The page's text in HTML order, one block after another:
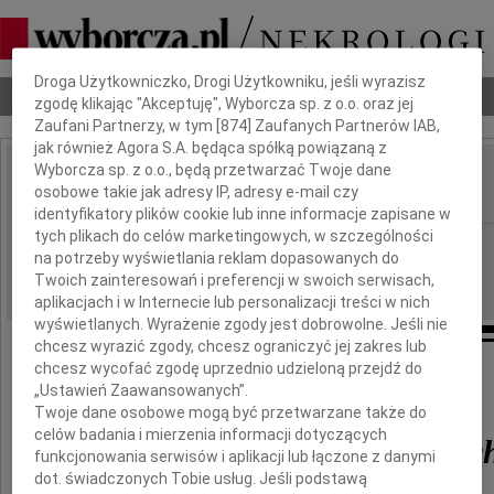
Nekrologi Odeszli Poradnik pogrzebowy
IMIĘ I NAZWISKO: Antonina Tomaszewska
REGION: Płock
DATA EMISJI: 29.11.2014
Odeszła nasza kochana Ciocia Nena
Antonina z
Dbamy o Twoją prywatność
Droga Użytkowniczko, Drogi Użytkowniku, jeśli wyrazisz
zgodę klikając "Akceptuję", Wyborcza sp. z o.o. oraz jej
Zaufani Partnerzy, w tym [874 ] Zaufanych Partnerów IAB,
jak również Agora S.A. będąca spółką powiązaną z
Wyborcza sp. z o.o., będą przetwarzać Twoje dane
osobowe takie jak adresy IP, adresy e-mail czy
identyfikatory plików cookie lub inne informacje zapisane w
tych plikach do celów marketingowych, w szczególności
na potrzeby wyświetlania reklam dopasowanych do
Twoich zainteresowań i preferencji w swoich serwisach,
aplikacjach i w Internecie lub personalizacji treści w nich
wyświetlanych. Wyrażenie zgody jest dobrowolne. Jeśli nie
chcesz wyrazić zgody, chcesz ograniczyć jej zakres lub
chcesz wycofać zgodę uprzednio udzieloną przejdź do
„Ustawień Zaawansowanych”.
Twoje dane osobowe mogą być przetwarzane także do
celów badania i mierzenia informacji dotyczących
funkcjonowania serwisów i aplikacji lub łączone z danymi
dot. świadczonych Tobie usług. Jeśli podstawą